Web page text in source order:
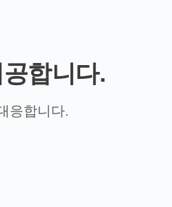
합니다.
응합니다.